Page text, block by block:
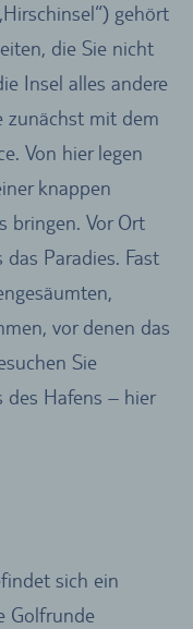
gehört
die Sie nicht
Insel alles andere
zunächst mit dem
Von hier legen
knappen
bringen. Vor Ort
Paradies. Fast
vor denen das
Sie
des Hafens – hier
sich ein
Golfrunde